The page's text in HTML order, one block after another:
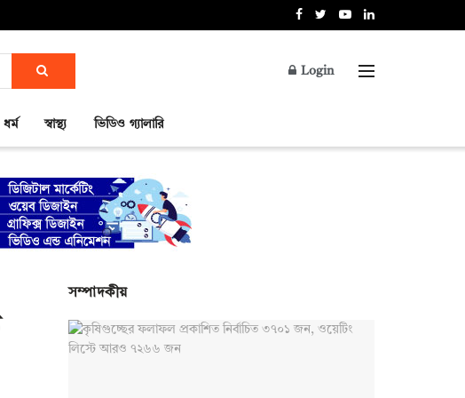
Login
ধর্ম স্বাস্থ্য ভিডিও গ্যালারি
সম্পাদকীয়